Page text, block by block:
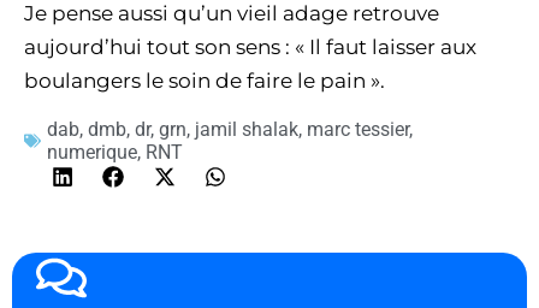
Je pense aussi qu’un vieil adage retrouve
aujourd’hui tout son sens : « Il faut laisser aux
boulangers le soin de faire le pain ».
dab, dmb, dr, grn, jamil shalak, marc tessier,
numerique, RNT